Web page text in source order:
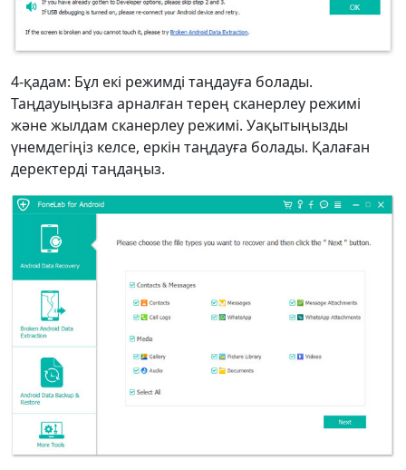
4-қадам: Бұл екі режимді таңдауға болады.
Таңдауыңызға арналған терең сканерлеу режимі
және жылдам сканерлеу режимі. Уақытыңызды
үнемдегіңіз келсе, еркін таңдауға болады. Қалаған
деректерді таңдаңыз.